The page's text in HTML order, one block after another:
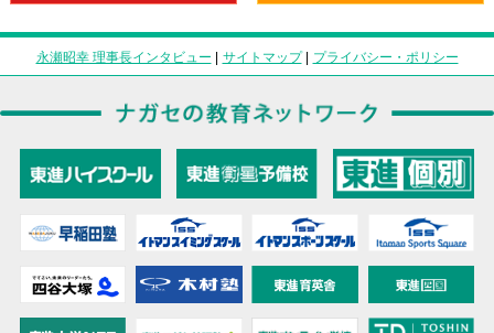
永瀬昭幸 理事長インタビュー | サイトマップ| プライバシー・ポリシー